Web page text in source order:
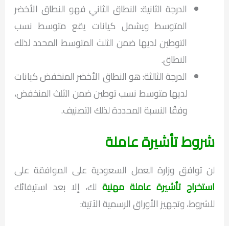
الدرجة الثانية: النطاق الثاني فهو النطاق الأخضر
المتوسط ويشمل كيانات يقع متوسط نسب
التوطين لديها ضمن الثلث المتوسط المحدد لذلك
النطاق.
الدرجة الثالثة: هو النطاق الأخضر المنخفض كيانات
لديها متوسط نسب توطين ضمن الثلث المنخفض،
وفقًا النسبة المحددة لذلك التصنيف.
شروط تأشيرة عاملة
لن توافق وزارة العمل السعودية على الموافقة على
استخراج تأشيرة عاملة مهنية لك، إلا بعد استيفائك
للشروط، وتجهيز الأوراق الرسمية الآتية: